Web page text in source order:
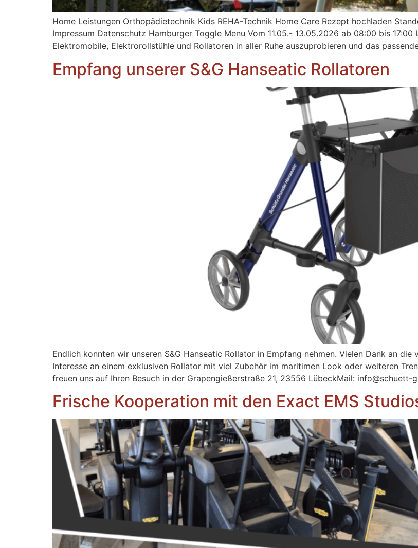
Home Leistungen Orthopädietechnik Kids REHA-Technik Home Care Rezept hochladen
Impressum Datenschutz Hamburger Toggle Menu Vom 11.05.- 13.05.2026 ab 08:00 bis
Elektromobile, Elektrorollstühle und Rollatoren in aller Ruhe auszuprobieren und das
Empfang unserer S&G Hanseatic Rollatoren
Endlich konnten wir unseren S&G Hanseatic Rollator in Empfang nehmen. Vielen Dank an die
Interesse an einem exklusiven Rollator mit viel Zubehör im maritimen Look oder weiteren
freuen uns auf Ihren Besuch in der Grapengießerstraße 21, 23556 LübeckMail: info@schuett-
Frische Kooperation mit den Exact EMS